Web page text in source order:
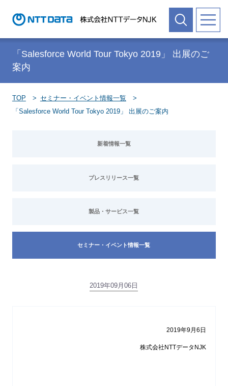
「Salesforce World Tour Tokyo 2019」 出展のご
案内
TOP
セミナー・イベント情報一覧
「Salesforce World Tour Tokyo 2019」 出展のご案内
新着情報一覧
プレスリリース一覧
製品・サービス一覧
セミナー・イベント情報一覧
2019年09月06日
2019年9月6日
株式会社NTTデータNJK